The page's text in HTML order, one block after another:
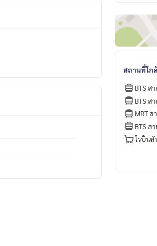
สถานที่ใก
BTS ส
BTS ส
MRT ส
BTS ส
โรบินสั